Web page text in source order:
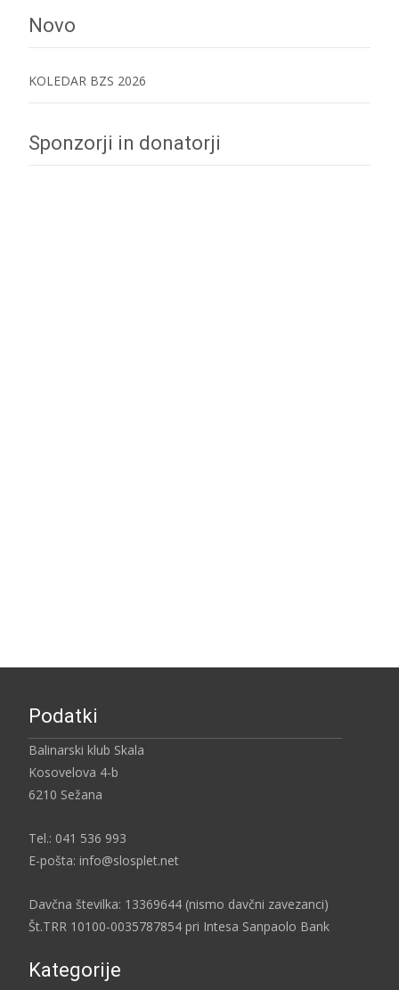
Novo
KOLEDAR BZS 2026
Sponzorji in donatorji
Podatki
Balinarski klub Skala
Kosovelova 4-b
6210 Sežana
Tel.: 041 536 993
E-pošta: info@slosplet.net
Davčna številka: 13369644 (nismo davčni zavezanci)
Št.TRR 10100-0035787854 pri Intesa Sanpaolo Bank
Kategorije